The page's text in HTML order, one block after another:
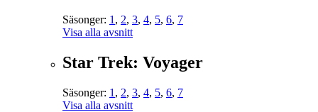
Säsonger: 1 , 2, 3, 4, 5, 6, 7
Visa alla avsnitt
Star Trek: Voyager
Säsonger: 1 , 2, 3, 4, 5, 6, 7
Visa alla avsnitt